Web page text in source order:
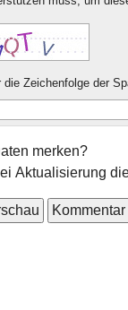
die Zeichenfolge der
merken?
Aktualisierung